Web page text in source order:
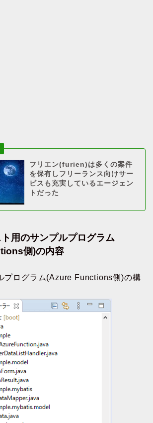
フリエン(furien)は多くの案件
を保有しフリーランス向けサー
ビスも充実しているエージェン
トだった
用のサンプルプログラム
側)の内容
プログラム(Azure Functions側)の構